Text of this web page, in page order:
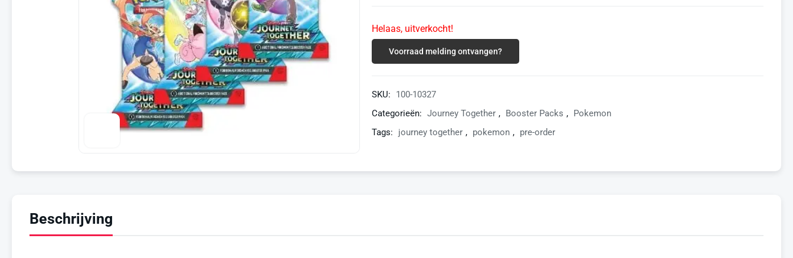
Helaas, uitverkocht!
Voorraad melding ontvangen?
SKU:
100-10327
Categorieën: Journey Together , Booster Packs , Pokemon
Tags:
journey together , pokemon , pre-order
Beschrijving